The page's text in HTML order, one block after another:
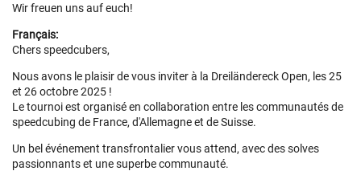
Wir freuen uns auf euch!
Français:
Chers speedcubers,
Nous avons le plaisir de vous inviter à la Dreiländereck Open, les 25
et 26 octobre 2025 !
Le tournoi est organisé en collaboration entre les communautés de
speedcubing de France, d'Allemagne et de Suisse.
Un bel événement transfrontalier vous attend, avec des solves
passionnants et une superbe communauté.